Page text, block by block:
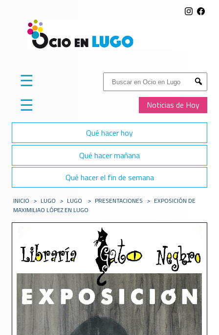
Buscar:
Submit
Noticias de Hoy
☰
☰
Qué hacer hoy
Qué hacer mañana
Qué hacer el fin de semana
INICIO > LUGO > LUGO > PRESENTACIONES > EXPOSICIÓN DE
MAXIMILIAO LÓPEZ EN LUGO